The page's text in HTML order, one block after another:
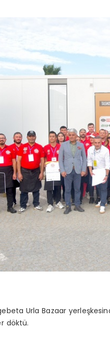
Urla Bazaar
döktü.